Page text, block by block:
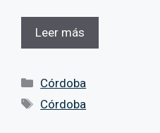
Leer más
Categorías
Córdoba
Etiquetas
Córdoba